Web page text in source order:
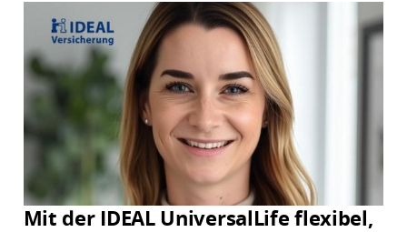
Mit der IDEAL UniversalLife flexibel,